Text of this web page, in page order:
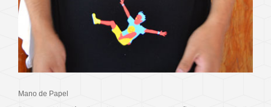
Mano de Papel